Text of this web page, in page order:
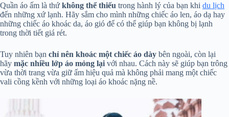
Quần áo ấm là thứ không thể thiếu trong hành lý của bạn khi du lịch
đến những xứ lạnh. Hãy sắm cho mình những chiếc áo len, áo dạ hay
những chiếc áo khoác da, áo gió để có thể giúp bạn không bị lạnh
trong thời tiết giá rét.
Tuy nhiên bạn chỉ nên khoác một chiếc áo dày bên ngoài, còn lại
hãy mặc nhiều lớp áo mỏng lại với nhau. Cách này sẽ giúp bạn trông
vừa thời trang vừa giữ ấm hiệu quả mà không phải mang một chiếc
vali cồng kềnh với những loại áo khoác nặng nề.